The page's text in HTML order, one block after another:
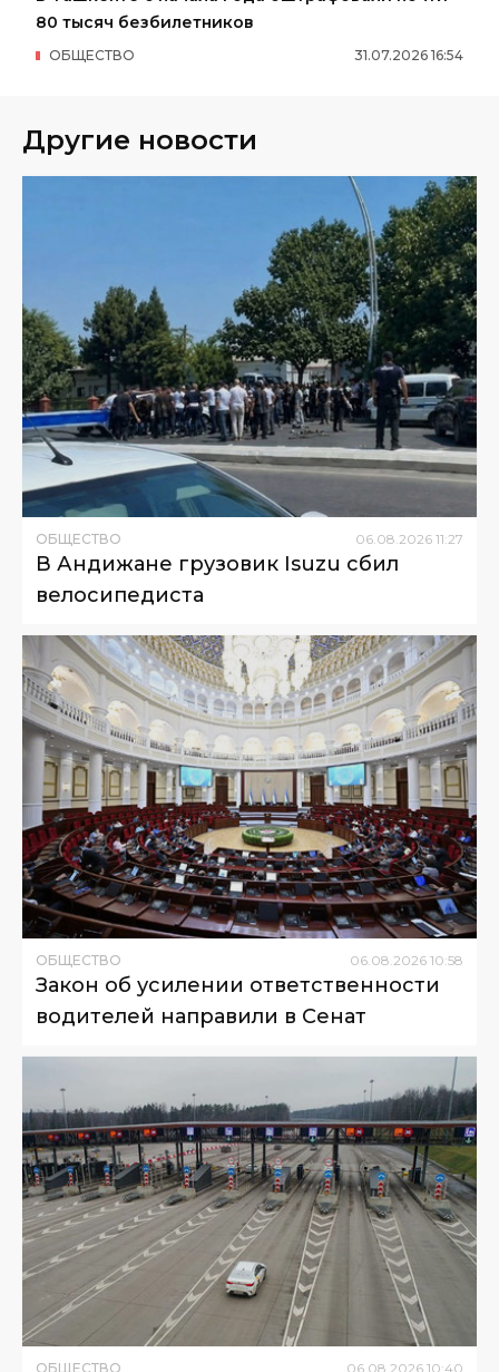
80 тысяч безбилетников
31.07.2026 16:54
ОБЩЕСТВО
Другие новости
ОБЩЕСТВО 06 08 2026 11:27
В Андижане грузовик Isuzu сбил
велосипедиста
ОБЩЕСТВО 06.08.2026 10:58
Закон об усилении ответственности
водителей направили в Сенат
ОБЩЕСТВО 06.08.2026 10:40